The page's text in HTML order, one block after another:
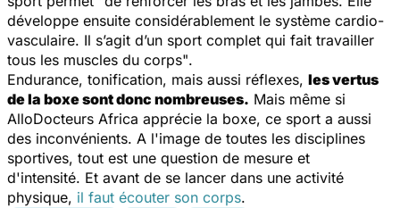
développe ensuite considérablement le système cardio-
vasculaire. Il s’agit d’un sport complet qui fait travailler
tous les muscles du corps".
Endurance, tonification, mais aussi réflexes, les vertus
de la boxe sont donc nombreuses. Mais même si
AlloDocteurs Africa apprécie la boxe, ce sport a aussi
des inconvénients. A l'image de toutes les disciplines
sportives, tout est une question de mesure et
d'intensité. Et avant de se lancer dans une activité
physique, il faut écouter son corps.